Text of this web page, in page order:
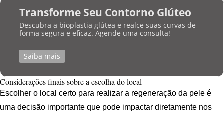
Transforme Seu Contorno Glúteo
Descubra a bioplastia glútea e realce suas curvas de
forma segura e eficaz. Agende uma consulta!
Saiba mais
Considerações finais sobre a escolha do local
Escolher o local certo para realizar a regeneração da pele é
uma decisão importante que pode impactar diretamente nos